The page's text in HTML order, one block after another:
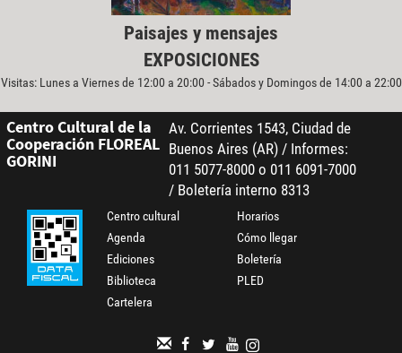
Paisajes y mensajes
EXPOSICIONES
Visitas: Lunes a Viernes de 12:00 a 20:00 - Sábados y Domingos de 14:00 a 22:00
Centro Cultural de la
Cooperación FLOREAL
GORINI
Av. Corrientes 1543, Ciudad de
Buenos Aires (AR) / Informes:
011 5077-8000 o 011 6091-7000
/ Boletería interno 8313
Centro cultural
Agenda
Ediciones
Biblioteca
Cartelera
Horarios
Cómo llegar
Boletería
PLED